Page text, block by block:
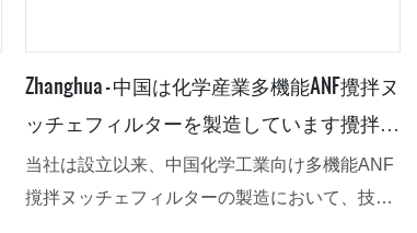
Zhanghua - 中国は化学産業多機能ANF攪拌ヌ
ッチェフィルターを製造しています攪拌​​ヌ
ッチェフィルター
当社は設立以来、中国化学工業向け多機能ANF
撹拌ヌッチェフィルターの製造において、技術